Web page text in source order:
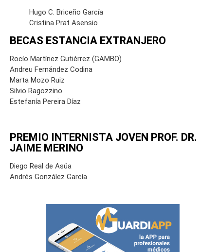
Hugo C. Briceño García
Cristina Prat Asensio
BECAS ESTANCIA EXTRANJERO
Rocío Martínez Gutiérrez (GAMBO)
Andreu Fernández Codina
Marta Mozo Ruiz
Silvio Ragozzino
Estefanía Pereira Díaz
PREMIO INTERNISTA JOVEN PROF. DR.
JAIME MERINO
Diego Real de Asúa
Andrés González García